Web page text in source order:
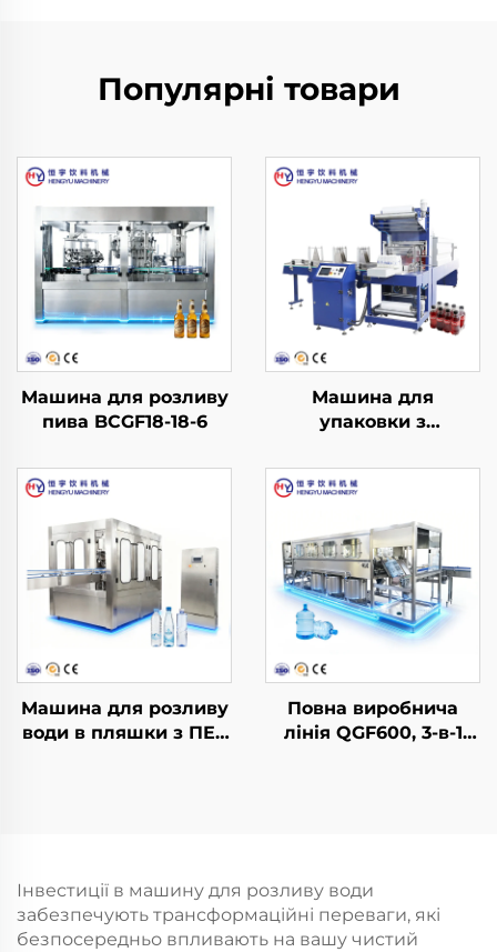
Популярні товари
Машина для розливу
пива BCGF18-18-6
Машина для
упаковки з
плівкою L-подібного
типу
Машина для розливу
води в пляшки з ПЕТ
Повна виробнича
лінія QGF600, 3-в-1
Інвестиції в машину для розливу води
забезпечують трансформаційні переваги, які
безпосередньо впливають на вашу чистий